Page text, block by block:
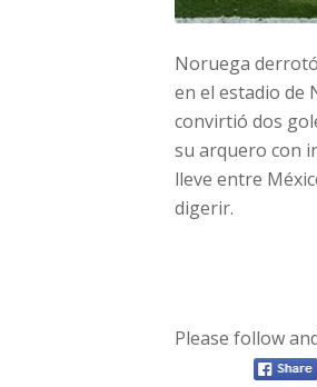
Noruega
en el estadio de
convirtió dos
su arquero con
lleve entre
digerir.
Please follow